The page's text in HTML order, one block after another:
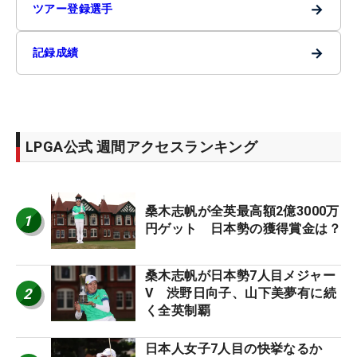
ツアー登録選手 →
記録成績 →
LPGA公式 週間アクセスランキング
1
桑木志帆が全英最高額2億3000万
円ゲット 日本勢の獲得賞金は？
2
桑木志帆が日本勢7人目メジャー
V 渋野日向子、山下美夢有に続
く全英制覇
日本人女子7人目の快挙なるか